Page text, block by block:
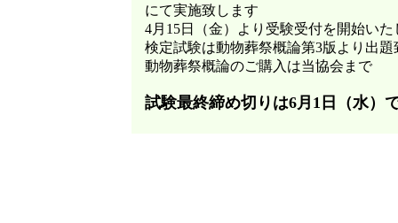
にて実施致します
4月15日（金）より受験受付を開始いた
検定試験は動物葬祭概論第3版より出題
動物葬祭概論のご購入は当協会まで
試験最終締め切りは6月1日（水）